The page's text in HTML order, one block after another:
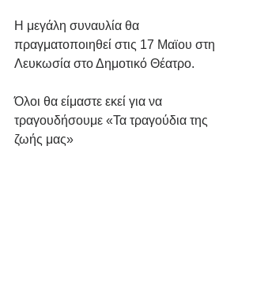
H μεγάλη συναυλία θα
πραγματοποιηθεί στις 17 Μαϊου στη
Λευκωσία στο Δημοτικό Θέατρο.
Όλοι θα είμαστε εκεί για να
τραγουδήσουμε «Τα τραγούδια της
ζωής μας»